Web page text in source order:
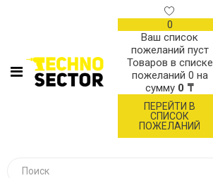
0
Ваш список
пожеланий пуст
Товаров в списке
пожеланий 0 на
сумму 0 ₸
ПЕРЕЙТИ В
СПИСОК
ПОЖЕЛАНИЙ